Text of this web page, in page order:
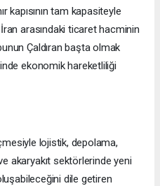
kapısının tam kapasiteyle
arasındaki ticaret hacminin
Çaldıran başta olmak
ekonomik hareketliliği
lojistik, depolama,
akaryakıt sektörlerinde yeni
dile getiren